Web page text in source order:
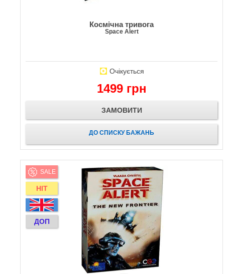
Космічна тривога
Space Alert
Очікується
1499 грн
ЗАМОВИТИ
ДО СПИСКУ БАЖАНЬ
SALE
HIT
ДОП